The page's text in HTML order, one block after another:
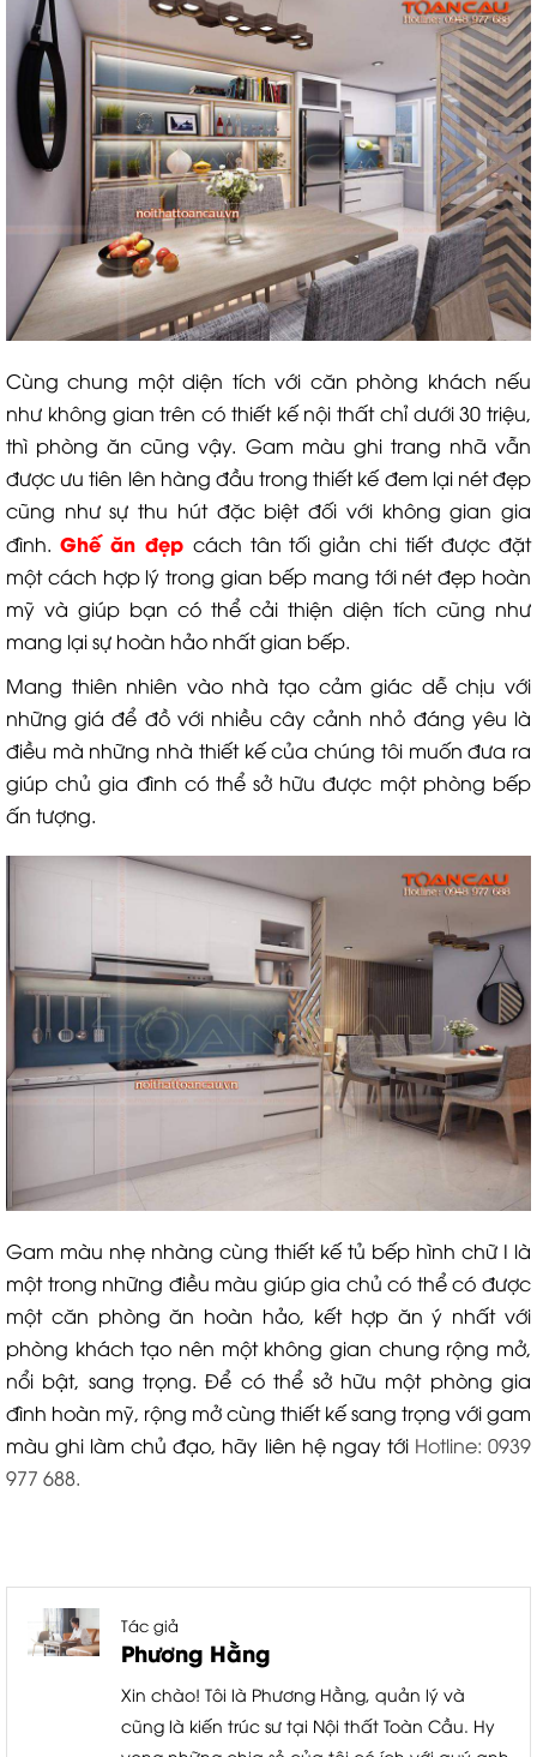
Cùng chung một diện tích với căn phòng khách nếu
như không gian trên có thiết kế nội thất chỉ dưới 30 triệu,
thì phòng ăn cũng vậy. Gam màu ghi trang nhã vẫn
được ưu tiên lên hàng đầu trong thiết kế đem lại nét đẹp
cũng như sự thu hút đặc biệt đối với không gian gia
đình. Ghế ăn đẹp cách tân tối giản chi tiết được đặt
một cách hợp lý trong gian bếp mang tới nét đẹp hoàn
mỹ và giúp bạn có thể cải thiện diện tích cũng như
mang lại sự hoàn hảo nhất gian bếp.
Mang thiên nhiên vào nhà tạo cảm giác dễ chịu với
những giá để đồ với nhiều cây cảnh nhỏ đáng yêu là
điều mà những nhà thiết kế của chúng tôi muốn đưa ra
giúp chủ gia đình có thể sở hữu được một phòng bếp
ấn tượng.
Gam màu nhẹ nhàng cùng thiết kế tủ bếp hình chữ I là
một trong những điều màu giúp gia chủ có thể có được
một căn phòng ăn hoàn hảo, kết hợp ăn ý nhất với
phòng khách tạo nên một không gian chung rộng mở,
nổi bật, sang trọng. Để có thể sở hữu một phòng gia
đình hoàn mỹ, rộng mở cùng thiết kế sang trọng với gam
màu ghi làm chủ đạo, hãy liên hệ ngay tới Hotline: 0939
977 688.
Tác giả
Phương Hằng
Xin chào! Tôi là Phương Hằng, quản lý và
cũng là kiến trúc sư tại Nội thất Toàn Cầu. Hy